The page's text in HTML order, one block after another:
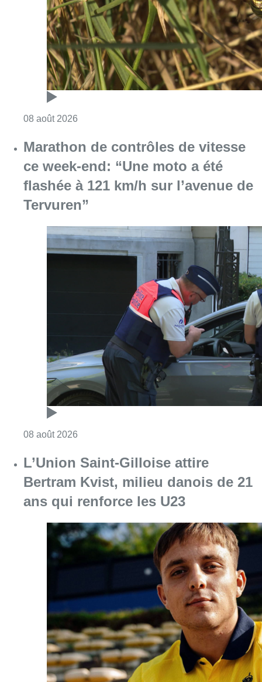
ce week-end: “Une moto a été
flashée à 121 km/h sur l’avenue de
Tervuren”
Consulter l'article "Marathon de contrôles
L’Union Saint-Gilloise attire
Bertram Kvist, milieu danois de 21
ans qui renforce les U23
08 août 2026 Consulter l'article "L’Union Saint-Gilloise
718e plantation du Meyboom : ce
qu’il faut savoir avant l’événement